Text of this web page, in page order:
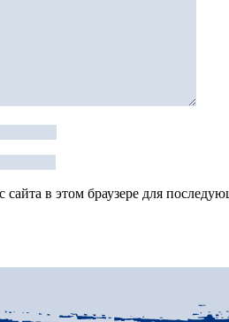
сайта в этом браузере для